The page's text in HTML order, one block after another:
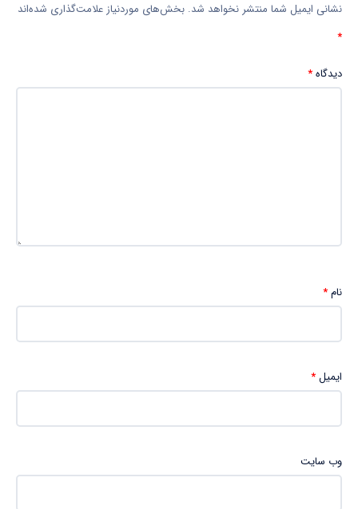
نشانی ایمیل شما منتشر نخواهد شد. بخش‌های موردنیاز علامت‌گذاری شده‌اند
*
دیدگاه*
نام*
ایمیل*
وب‌ سایت